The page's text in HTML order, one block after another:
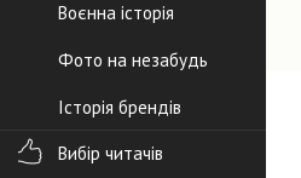
Воєнна історія
Фото на незабудь
Історія брендів
Вибір читачів